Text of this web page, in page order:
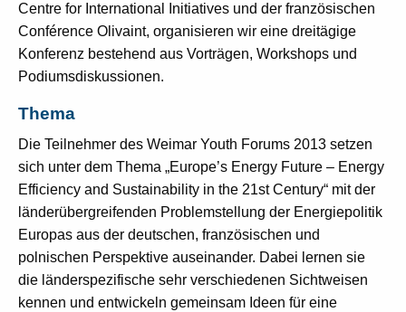
Centre for International Initiatives und der französischen
Conférence Olivaint, organisieren wir eine dreitägige
Konferenz bestehend aus Vorträgen, Workshops und
Podiumsdiskussionen.
Thema
Die Teilnehmer des Weimar Youth Forums 2013 setzen
sich unter dem Thema „Europe’s Energy Future – Energy
Efficiency and Sustainability in the 21st Century“ mit der
länderübergreifenden Problemstellung der Energiepolitik
Europas aus der deutschen, französischen und
polnischen Perspektive auseinander. Dabei lernen sie
die länderspezifische sehr verschiedenen Sichtweisen
kennen und entwickeln gemeinsam Ideen für eine